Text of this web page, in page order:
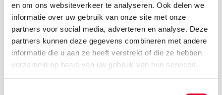
en om ons websiteverkeer te analyseren. Ook delen we
informatie over uw gebruik van onze site met onze
partners voor social media, adverteren en analyse. Deze
partners kunnen deze gegevens combineren met andere
informatie die u aan ze heeft verstrekt of die ze hebben
verzameld op basis van uw gebruik van hun services.
26 november 2018